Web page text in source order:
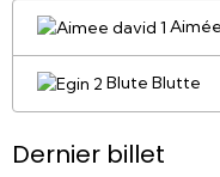
Blute Blutte
Dernier billet